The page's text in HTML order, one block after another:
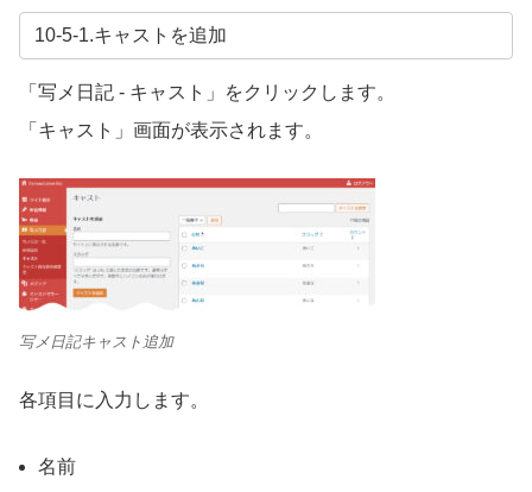
10-5-1.キャストを追加
「写メ日記 - キャスト」をクリックします。
「キャスト」画面が表示されます。
写メ日記キャスト追加
各項目に入力します。
名前